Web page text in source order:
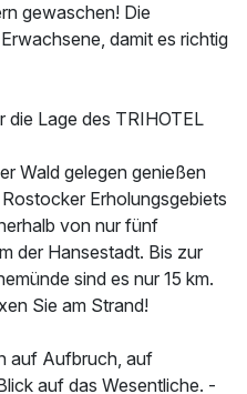
gewaschen! Die
damit es richtig
die Lage des TRIHOTEL
Wald gelegen genießen
Erholungsgebiets
von nur fünf
der Hansestadt. Bis zur
sind es nur 15 km.
Sie am Strand!
auf Aufbruch, auf
auf das Wesentliche. -